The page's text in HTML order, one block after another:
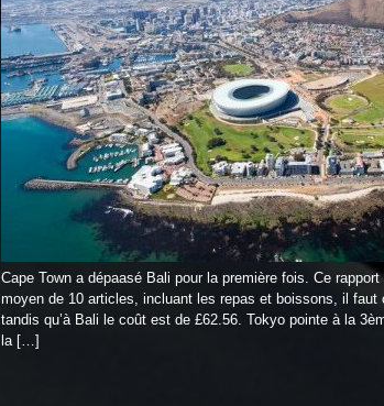
Cape Town a dépaasé Bali pour la première fois. Ce
moyen de 10 articles, incluant les repas et boissons, il faut
tandis qu’à Bali le coût est de £62.56. Tokyo pointe à la
la […]